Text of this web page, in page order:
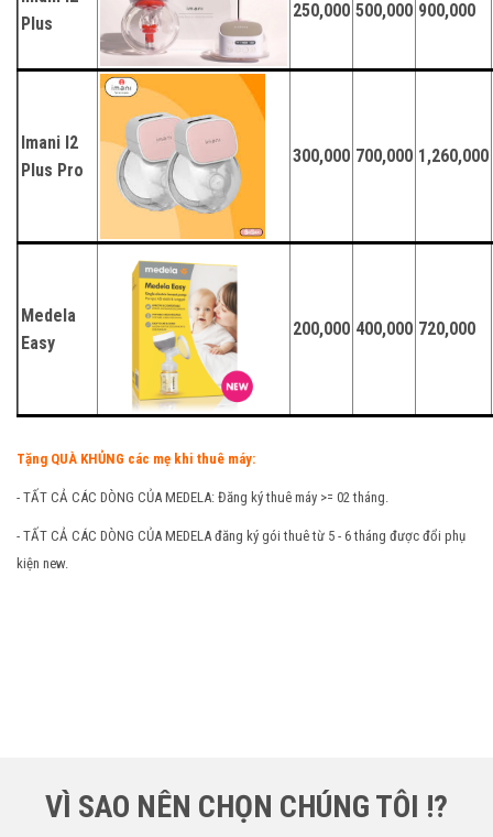
Plus
250,000 500,000 900,000
Imani I2
Plus Pro
300,000 700,000 1,260,000
Medela
Easy
200,000 400,000 720,000
Tặng QUÀ KHỦNG các mẹ khi thuê máy:
- TẤT CẢ CÁC DÒNG CỦA MEDELA: Đăng ký thuê máy >= 02 tháng.
- TẤT CẢ CÁC DÒNG CỦA MEDELA đăng ký gói thuê từ 5 - 6 tháng được đổi phụ
kiện new.
VÌ SAO NÊN CHỌN CHÚNG TÔI !?